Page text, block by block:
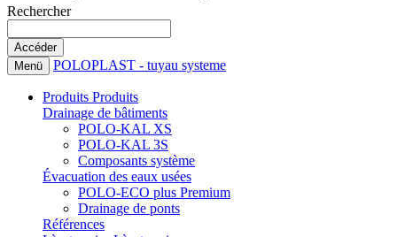
Rechercher
Menü POLOPLAST - tuyau systeme
Produits Produits
Drainage de bâtiments
POLO-KAL XS
POLO-KAL 3S
Composants système
Évacuation des eaux usées
POLO-ECO plus Premium
Drainage de ponts
Références